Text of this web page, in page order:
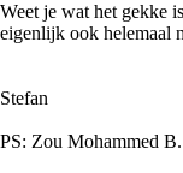
Weet je wat het gekke
eigenlijk ook helemaal
Stefan
PS: Zou Mohammed